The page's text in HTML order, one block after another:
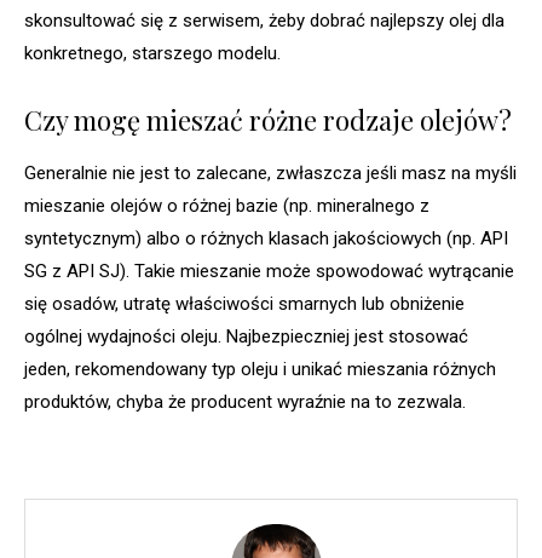
skonsultować się z serwisem, żeby dobrać najlepszy olej dla
konkretnego, starszego modelu.
Czy mogę mieszać różne rodzaje olejów?
Generalnie nie jest to zalecane, zwłaszcza jeśli masz na myśli
mieszanie olejów o różnej bazie (np. mineralnego z
syntetycznym) albo o różnych klasach jakościowych (np. API
SG z API SJ). Takie mieszanie może spowodować wytrącanie
się osadów, utratę właściwości smarnych lub obniżenie
ogólnej wydajności oleju. Najbezpieczniej jest stosować
jeden, rekomendowany typ oleju i unikać mieszania różnych
produktów, chyba że producent wyraźnie na to zezwala.